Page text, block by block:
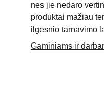
nes jie nedaro
produktai mažiau
ilgesnio tarnavimo
Gaminiams ir